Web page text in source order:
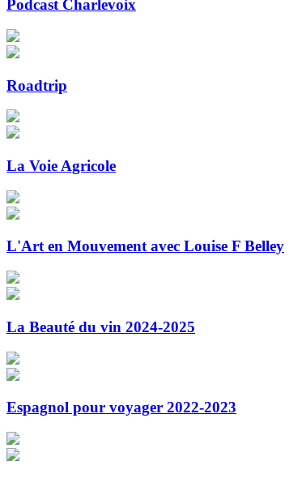
Podcast Charlevoix
Roadtrip
La Voie Agricole
L'Art en Mouvement avec Louise F Belley
La Beauté du vin 2024-2025
Espagnol pour voyager 2022-2023